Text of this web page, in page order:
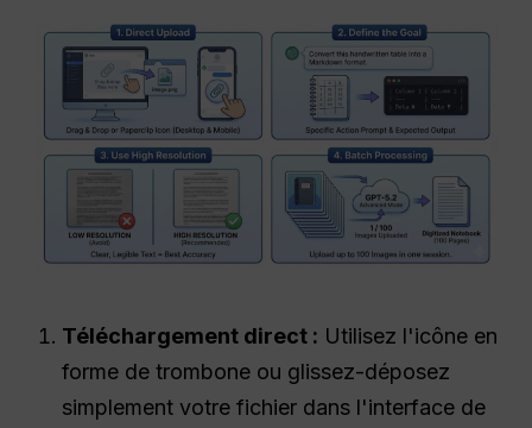
Téléchargement direct : Utilisez l'icône en
forme de trombone ou glissez-déposez
simplement votre fichier dans l'interface de